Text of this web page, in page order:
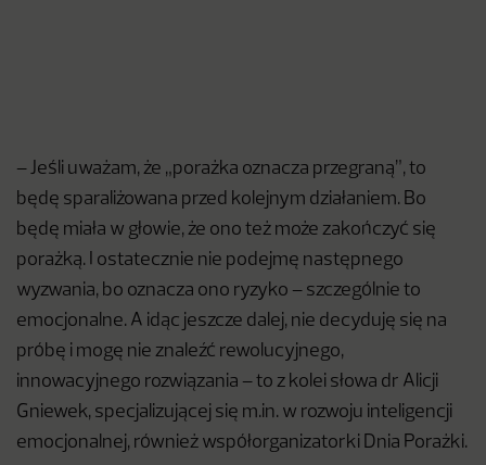
– Jeśli uważam, że „porażka oznacza przegraną”, to
będę sparaliżowana przed kolejnym działaniem. Bo
będę miała w głowie, że ono też może zakończyć się
porażką. I ostatecznie nie podejmę następnego
wyzwania, bo oznacza ono ryzyko – szczególnie to
emocjonalne. A idąc jeszcze dalej, nie decyduję się na
próbę i mogę nie znaleźć rewolucyjnego,
innowacyjnego rozwiązania – to z kolei słowa dr Alicji
Gniewek, specjalizującej się m.in. w rozwoju inteligencji
emocjonalnej, również współorganizatorki Dnia Porażki.